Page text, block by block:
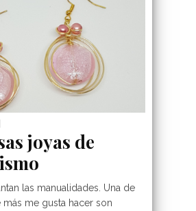
joyas de
las manualidades. Una de
más me gusta hacer son